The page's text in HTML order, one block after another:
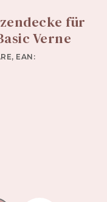
für
Verne
EAN: